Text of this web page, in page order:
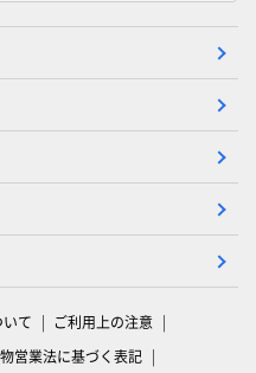
て
ご利用上の注意
営業法に基づく表記